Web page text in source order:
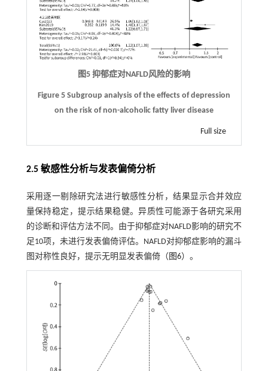
图5 抑郁症对NAFLD风险的影响
Figure 5 Subgroup analysis of the effects of depression
on the risk of non-alcoholic fatty liver disease
Full size
2.5 敏感性分析与发表偏倚分析
采用逐一剔除研究法进行敏感性分析，结果显示合并效应
量保持稳定，提示结果稳健。异质性可能源于各研究采用
的诊断和评估方法不同。由于抑郁症对NAFLD影响的研究不
足10项，未进行发表偏倚评估。NAFLD对抑郁症影响的漏斗
图对称性良好，提示无明显发表偏倚（ 图6）。